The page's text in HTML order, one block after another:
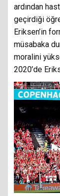
ardından
geçirdiği
Eriksen’in
müsabaka
moralini
2020’de